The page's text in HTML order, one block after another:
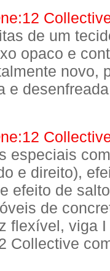
de um
opaco e
novo,
e
especiais
e direito),
efeito de
de
flexível, viga
Collective